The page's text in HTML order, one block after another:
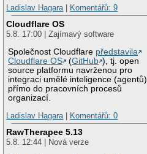
Ladislav Hagara| Komentářů: 9
Cloudflare OS
5.8. 17:00 | Zajímavý software
Společnost Cloudflare představila
Cloudflare OS
(GitHub ), tj. open
source platformu navrženou pro
integraci umělé inteligence (agentů)
přímo do pracovních procesů
organizací.
Ladislav Hagara| Komentářů: 0
RawTherapee 5.13
5.8. 12:44 | Nová verze